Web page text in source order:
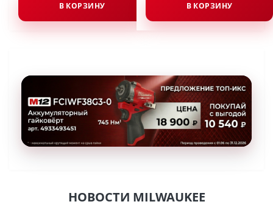
В КОРЗИНУ В КОРЗИНУ
НОВОСТИ MILWAUKEE